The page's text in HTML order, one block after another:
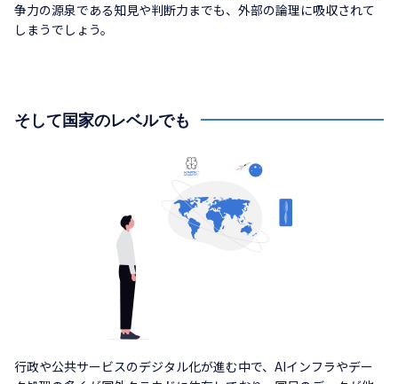
争力の源泉である知見や判断力までも、外部の論理に吸収されて
しまうでしょう。
そして国家のレベルでも
行政や公共サービスのデジタル化が進む中で、AIインフラやデー